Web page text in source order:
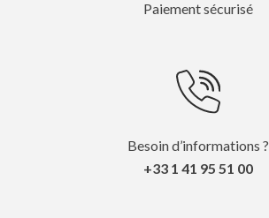
Paiement sécurisé
Besoin d’informations ?
+33 1 41 95 51 00